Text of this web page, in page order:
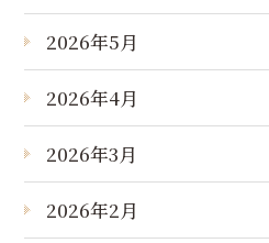
2026年5月
2026年4月
2026年3月
2026年2月